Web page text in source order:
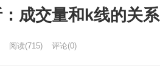
成交量和k线的关系
阅读(715) 评论(0)